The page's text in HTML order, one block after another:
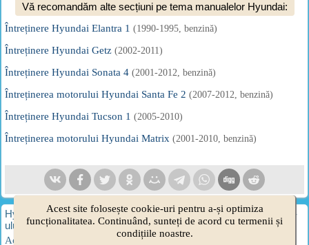
Vă recomandăm alte secțiuni pe tema manualelor Hyundai:
Întreținere Hyundai Elantra 1 (1990-1995, benzină)
Întreținere Hyundai Getz (2002-2011)
Întreținere Hyundai Sonata 4 (2001-2012, benzină)
Întreținerea motorului Hyundai Santa Fe 2 (2007-2012, benzină)
Întreținere Hyundai Tucson 1 (2005-2010)
Întreținerea motorului Hyundai Matrix (2001-2010, benzină)
HyundaiBook.ru © 2018-2026·Versiunea completa·Hartă site-
ului
·Administrare· Cautarea site-ului· Proprietarii Hyundai
Accent 1 Accent 3·Elantra 1·
Acest site folosește cookie-uri pentru a-și optimiza
funcționalitatea. Continuând, sunteți de acord cu termenii și
condițiile noastre.